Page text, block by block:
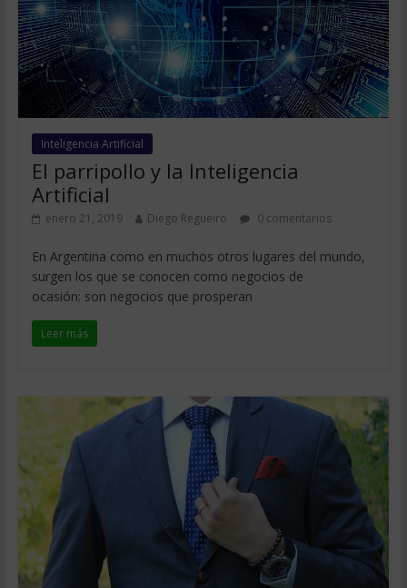
Inteligencia Artificial
El parripollo y la Inteligencia
Artificial
enero 21, 2019 Diego Regueiro 0 comentarios
En Argentina como en muchos otros lugares del mundo,
surgen los que se conocen como negocios de
ocasión: son negocios que prosperan
Leer más